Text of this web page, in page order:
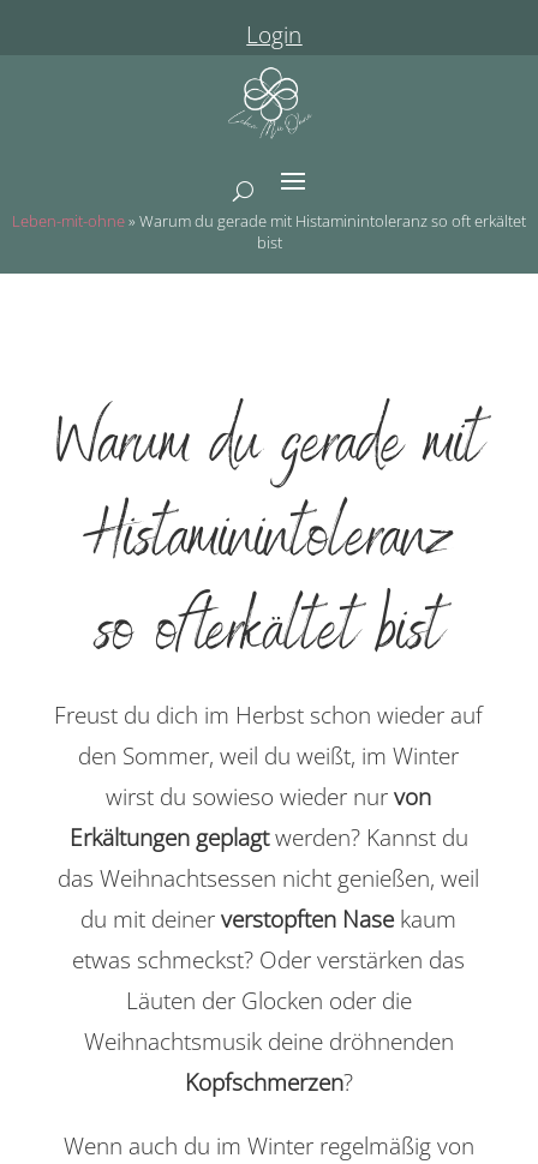
Login
Leben-mit-ohne» Warum du gerade mit Histaminintoleranz so oft erkältet
bist
Warum du gerade mit
Histaminintoleranz
so oft erkältet bist
Freust du dich im Herbst schon wieder auf
den Sommer, weil du weißt, im Winter
wirst du sowieso wieder nurvon
Erkältungen geplagtwerden? Kannst du
das Weihnachtsessen nicht genießen, weil
du mit deinerverstopften Nasekaum
etwas schmeckst? Oder verstärken das
Läuten der Glocken oder die
Weihnachtsmusik deine dröhnenden
Kopfschmerzen?
Wenn auch du im Winter regelmäßig von